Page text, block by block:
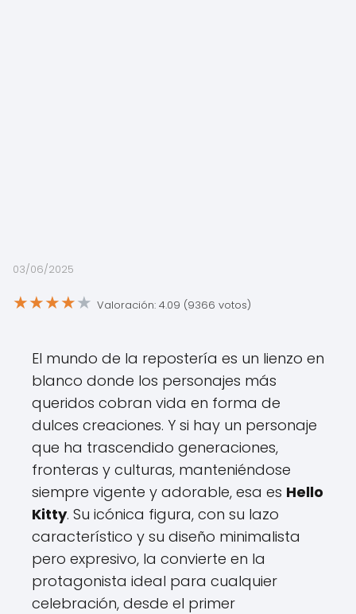
03/06/2025
★★★★★ Valoración: 4.09 (9366 votos)
El mundo de la repostería es un lienzo en
blanco donde los personajes más
queridos cobran vida en forma de
dulces creaciones. Y si hay un personaje
que ha trascendido generaciones,
fronteras y culturas, manteniéndose
siempre vigente y adorable, esa es Hello
Kitty. Su icónica figura, con su lazo
característico y su diseño minimalista
pero expresivo, la convierte en la
protagonista ideal para cualquier
celebración, desde el primer